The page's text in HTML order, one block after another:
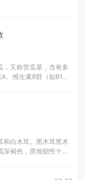
，又称苦瓜菜，含有多
、维生素B群（如B1、
和白木耳。黑木耳黑木
深褐色，质地韧性十